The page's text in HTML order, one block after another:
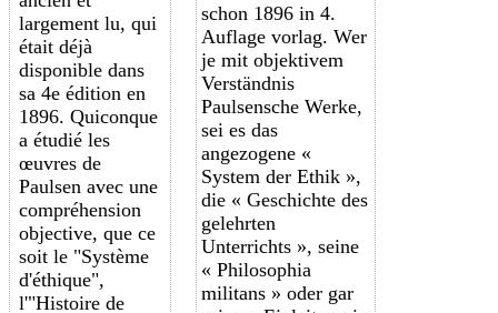
largement lu, qui
était déjà
disponible dans
sa 4e édition en
1896. Quiconque
a étudié les
œuvres de
Paulsen avec une
compréhension
objective, que ce
soit le "Système
d'éthique",
l'"Histoire de
schon 1896 in 4.
Auflage vorlag. Wer
je mit objektivem
Verständnis
Paulsensche Werke,
sei es das
angezogene «
System der Ethik »,
die « Geschichte des
gelehrten
Unterrichts », seine
« Philosophia
militans » oder gar